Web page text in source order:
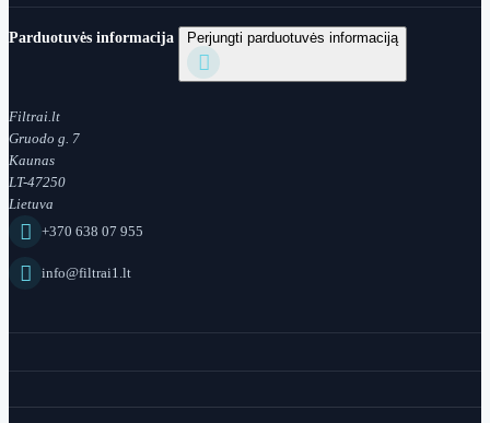
Parduotuvės informacija Perjungti parduotuvės informaciją

Filtrai.lt
Gruodo g. 7
Kaunas
LT-47250
Lietuva
 +370 638 07 955
 info@filtrai1.lt